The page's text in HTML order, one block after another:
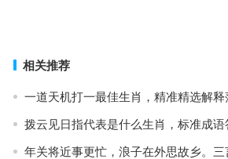
相关推荐
一道天机打一最佳生肖，精准精选解释
拨云见日指代表是什么生肖，标准成语
年关将近事更忙，浪子在外思故乡。